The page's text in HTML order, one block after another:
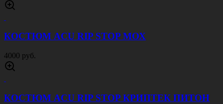
КОСТЮМ ACU RIP STOP МОХ
4000 руб.
КОСТЮМ ACU RIP STOP КРИПТЕК ПИТОН